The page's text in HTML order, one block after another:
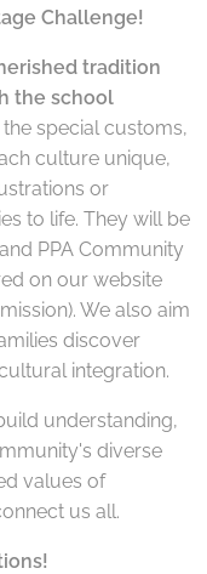
Challenge!
tradition
the school
special customs,
culture unique,
or
to life. They will be
PPA Community
on our website
We also aim
discover
integration.
understanding,
diverse
values of
us all.